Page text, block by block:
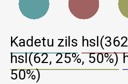
Kadetu zils
hsl(62, 25%, 50%)
50%)